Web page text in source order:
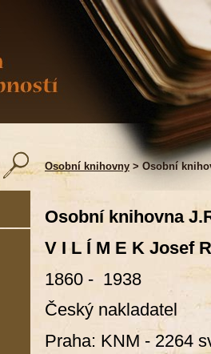
Osobní knihovny > Osobní
Osobní knihovna
V I L Í M E K Josef
1860 - 1938
Český nakladatel
Praha: KNM - 2264